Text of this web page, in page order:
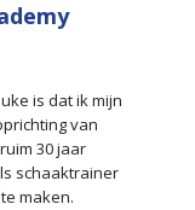
is dat ik mijn
van
30 jaar
schaaktrainer
maken.